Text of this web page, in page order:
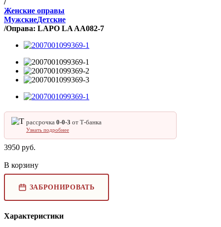
/
Женские оправы
МужскиеДетские
/Оправа: LAPO LA AA082-7
рассрочка 0‑0‑3 от Т‑банка
Узнать подробнее
3950 руб.
В корзину
ЗАБРОНИРОВАТЬ
Характеристики